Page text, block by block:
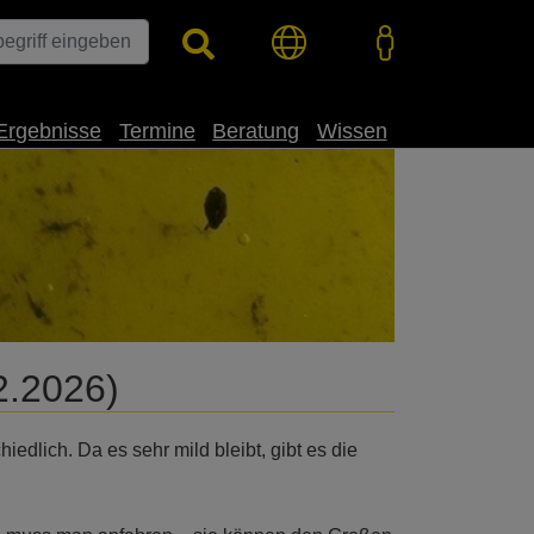
Termine Beratung Wissen
Da es sehr mild bleibt, gibt es die